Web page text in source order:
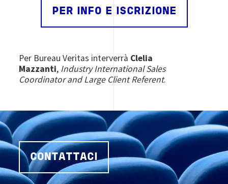
PER INFO E ISCRIZIONE
Per Bureau Veritas interverrà Clelia
Mazzanti, Industry International Sales
Coordinator and Large Client Referent.
CONTATTACI